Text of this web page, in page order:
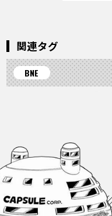
関連タグ
BNE